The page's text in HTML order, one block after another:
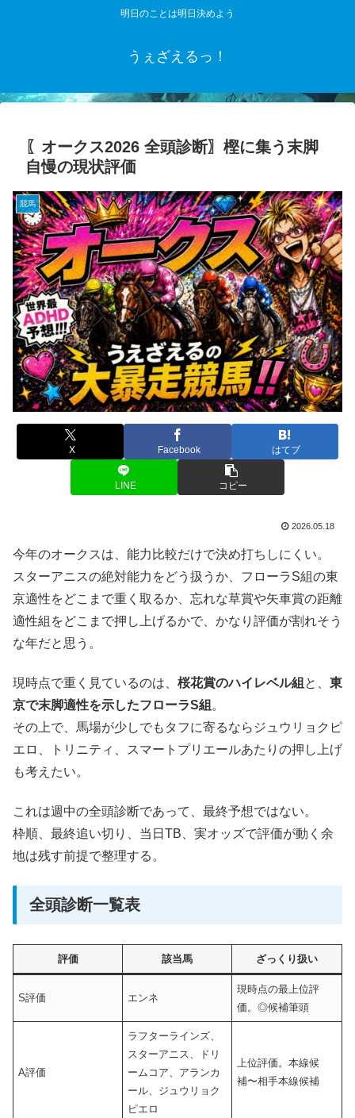
明日のことは明日決めよう
うぇざえるっ！
〖オークス2026 全頭診断〗樫に集う末脚
自慢の現状評価
競馬
X Facebook はてブ
LINE コピー
2026.05.18
今年のオークスは、能力比較だけで決め打ちしにくい。
スターアニスの絶対能力をどう扱うか、フローラS組の東
京適性をどこまで重く取るか、忘れな草賞や矢車賞の距離
適性組をどこまで押し上げるかで、かなり評価が割れそう
な年だと思う。
現時点で重く見ているのは、 桜花賞のハイレベル組 と、 東
京で末脚適性を示したフローラS組 。
その上で、馬場が少しでもタフに寄るならジュウリョクピ
エロ、トリニティ、スマートプリエールあたりの押し上げ
も考えたい。
これは週中の全頭診断であって、最終予想ではない。
枠順、最終追い切り、当日TB、実オッズで評価が動く余
地は残す前提で整理する。
全頭診断一覧表
評価 該当馬 ざっくり扱い
S評価 エンネ
現時点の最上位評
価。◎候補筆頭
A評価
ラフターラインズ、
スターアニス、ドリ
ームコア、アランカ
ール、ジュウリョク
ピエロ
上位評価。本線候
補〜相手本線候補